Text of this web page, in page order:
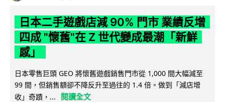
日本二手遊戲店減 90% 門市 業績反增
四成 "懷舊"在 Z 世代變成最潮「新鮮
感」
日本零售巨頭 GEO 將懷舊遊戲銷售門市從 1,000 間大幅減至
99 間，但銷售額卻不降反升至過往的 1.4 倍。做到「減店增
收」奇蹟，...
閱讀全文